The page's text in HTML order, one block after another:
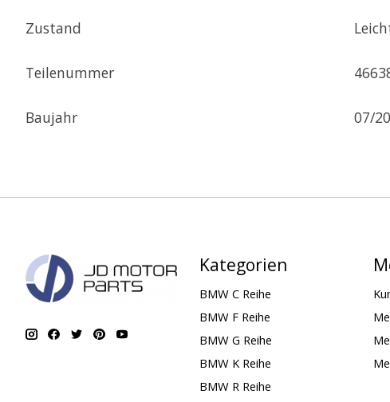
Zustand
Teilenummer
Baujahr 07/
Kategorien
BMW C Reihe
BMW F Reihe
BMW G Reihe
BMW K Reihe
BMW R Reihe